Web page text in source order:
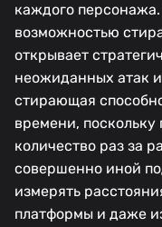
каждого
возможностью
открывает
неожиданных атак
стирающая
времени,
количество раз за
совершенно иной
измерять
платформы и даже